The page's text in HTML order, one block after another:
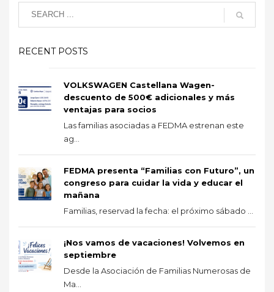
RECENT POSTS
VOLKSWAGEN Castellana Wagen-
descuento de 500€ adicionales y más
ventajas para socios
Las familias asociadas a FEDMA estrenan este
ag...
FEDMA presenta “Familias con Futuro”, un
congreso para cuidar la vida y educar el
mañana
Familias, reservad la fecha: el próximo sábado ...
¡Nos vamos de vacaciones! Volvemos en
septiembre
Desde la Asociación de Familias Numerosas de
Ma...